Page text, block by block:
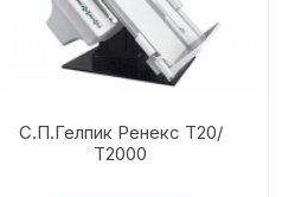
С.П.Гелпик Ренекс Т20/
Т2000